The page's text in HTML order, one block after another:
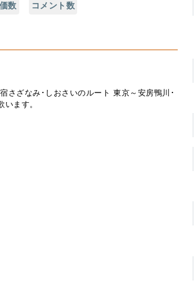
数 コメント数
さざなみ･しおさいのルート 東京～安房鴨川･
ます。